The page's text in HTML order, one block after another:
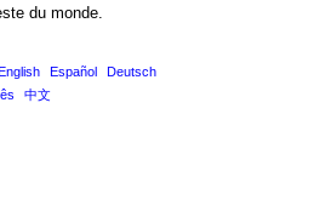
du monde.
Español
Deutsch
中文